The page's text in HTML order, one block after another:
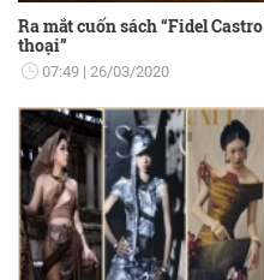
Ra mắt cuốn sách “Fidel
thoại”
07:49 26/03/2020